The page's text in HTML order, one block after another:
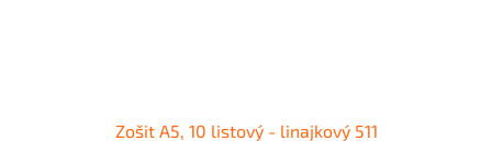
Zošit A5, 10 listový - linajkový 511